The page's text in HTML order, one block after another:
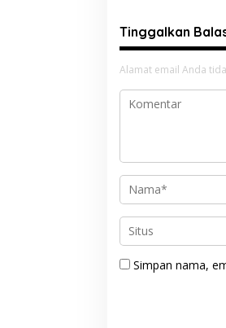
Tinggalkan
Alamat email Anda
Simpan nama,